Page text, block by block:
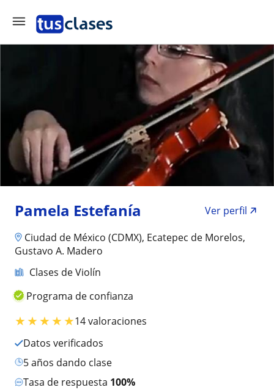
Pamela Estefanía
Ver perfil
Ciudad de México (CDMX), Ecatepec de Morelos,
Gustavo A. Madero
Clases de Violín
Programa de confianza
★★★★★14 valoraciones
Datos verificados
5 años dando clase
Tasa de respuesta 100%